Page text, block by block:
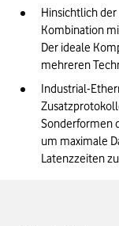
Hinsichtlich
Kombination
Der ideale
mehreren
Industrial-
Sonderformen
um maximale
Latenzzeiten